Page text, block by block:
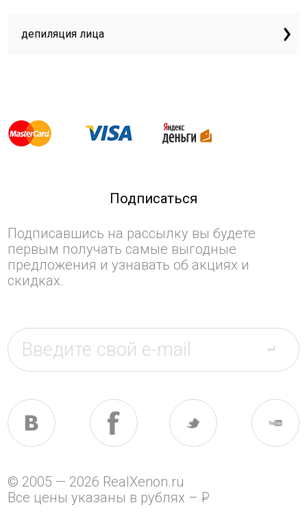
депиляция лица
Подписаться
Подписавшись на рассылку вы будете
первым получать самые выгодные
предложения и узнавать об акциях и
скидках.
© 2005 — 2026 RealXenon.ru
Все цены указаны в рублях –P